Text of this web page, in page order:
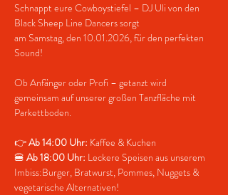
Schnappt eure Cowboystiefel – DJ Uli von den
Black Sheep Line Dancers sorgt
am Samstag, den 10.01.2026, für den perfekten
Sound!
Ob Anfänger oder Profi – getanzt wird
gemeinsam auf unserer großen Tanzfläche mit
Parkettboden.
👉 Ab 14:00 Uhr: Kaffee & Kuchen
🍔 Ab 18:00 Uhr: Leckere Speisen aus unserem
Imbiss:Burger, Bratwurst, Pommes, Nuggets &
vegetarische Alternativen!